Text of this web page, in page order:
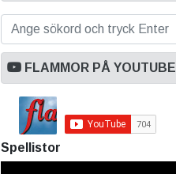
FLAMMOR PÅ YOUTUBE
Spellistor